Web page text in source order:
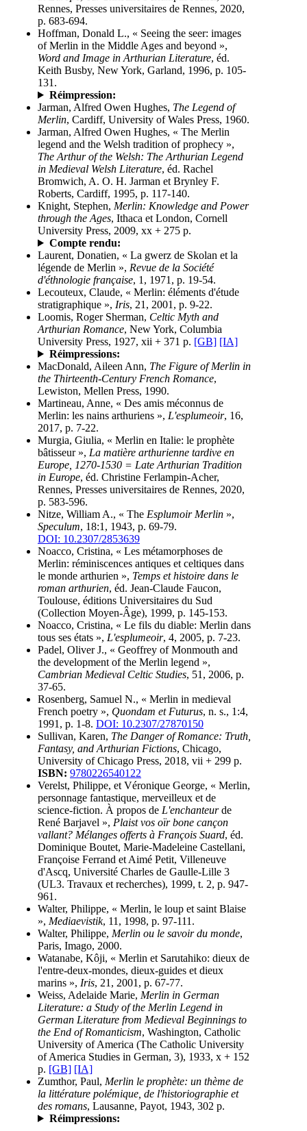
Rennes, Presses universitaires de Rennes, 2020,
p. 683-694.
Hoffman, Donald L., « Seeing the seer: images
of Merlin in the Middle Ages and beyond »,
Word and Image in Arthurian Literature, éd.
Keith Busby, New York, Garland, 1996, p. 105-
131.
Réimpression:
Jarman, Alfred Owen Hughes, The Legend of
Merlin, Cardiff, University of Wales Press, 1960.
Jarman, Alfred Owen Hughes, « The Merlin
legend and the Welsh tradition of prophecy »,
The Arthur of the Welsh: The Arthurian Legend
in Medieval Welsh Literature, éd. Rachel
Bromwich, A. O. H. Jarman et Brynley F.
Roberts, Cardiff, 1995, p. 117-140.
Knight, Stephen, Merlin: Knowledge and Power
through the Ages, Ithaca et London, Cornell
University Press, 2009, xx + 275 p.
Compte rendu:
Laurent, Donatien, « La gwerz de Skolan et la
légende de Merlin », Revue de la Société
d'éthnologie française, 1, 1971, p. 19-54.
Lecouteux, Claude, « Merlin: éléments d'étude
stratigraphique », Iris, 21, 2001, p. 9-22.
Loomis, Roger Sherman, Celtic Myth and
Arthurian Romance, New York, Columbia
University Press, 1927, xii + 371 p. [GB] [IA]
Réimpressions:
MacDonald, Aileen Ann, The Figure of Merlin in
the Thirteenth-Century French Romance,
Lewiston, Mellen Press, 1990.
Martineau, Anne, « Des amis méconnus de
Merlin: les nains arthuriens », L'esplumeoir, 16,
2017, p. 7-22.
Murgia, Giulia, « Merlin en Italie: le prophète
bâtisseur », La matière arthurienne tardive en
Europe, 1270-1530 = Late Arthurian Tradition
in Europe, éd. Christine Ferlampin-Acher,
Rennes, Presses universitaires de Rennes, 2020,
p. 583-596.
Nitze, William A., « The Esplumoir Merlin »,
Speculum, 18:1, 1943, p. 69-79.
DOI: 10.2307/2853639
Noacco, Cristina, « Les métamorphoses de
Merlin: réminiscences antiques et celtiques dans
le monde arthurien », Temps et histoire dans le
roman arthurien, éd. Jean-Claude Faucon,
Toulouse, éditions Universitaires du Sud
(Collection Moyen-Âge), 1999, p. 145-153.
Noacco, Cristina, « Le fils du diable: Merlin dans
tous ses états », L'esplumeoir, 4, 2005, p. 7-23.
Padel, Oliver J., « Geoffrey of Monmouth and
the development of the Merlin legend »,
Cambrian Medieval Celtic Studies, 51, 2006, p.
37-65.
Rosenberg, Samuel N., « Merlin in medieval
French poetry », Quondam et Futurus, n. s., 1:4,
1991, p. 1-8. DOI: 10.2307/27870150
Sullivan, Karen, The Danger of Romance: Truth,
Fantasy, and Arthurian Fictions, Chicago,
University of Chicago Press, 2018, vii + 299 p.
ISBN: 9780226540122
Verelst, Philippe, et Véronique George, « Merlin,
personnage fantastique, merveilleux et de
science-fiction. À propos de L'enchanteurde
René Barjavel », Plaist vos oïr bone cançon
vallant? Mélanges offerts à François Suard, éd.
Dominique Boutet, Marie-Madeleine Castellani,
Françoise Ferrand et Aimé Petit, Villeneuve
d'Ascq, Université Charles de Gaulle-Lille 3
(UL3. Travaux et recherches), 1999, t. 2, p. 947-
961.
Walter, Philippe, « Merlin, le loup et saint Blaise
», Mediaevistik, 11, 1998, p. 97-111.
Walter, Philippe, Merlin ou le savoir du monde,
Paris, Imago, 2000.
Watanabe, Kôji, « Merlin et Sarutahiko: dieux de
l'entre-deux-mondes, dieux-guides et dieux
marins », Iris, 21, 2001, p. 67-77.
Weiss, Adelaide Marie, Merlin in German
Literature: a Study of the Merlin Legend in
German Literature from Medieval Beginnings to
the End of Romanticism, Washington, Catholic
University of America (The Catholic University
of America Studies in German, 3), 1933, x + 152
p. [GB] [IA]
Zumthor, Paul, Merlin le prophète: un thème de
la littérature polémique, de l'historiographie et
des romans, Lausanne, Payot, 1943, 302 p.
Réimpressions: